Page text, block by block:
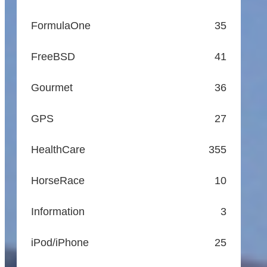
FormulaOne 35
FreeBSD 41
Gourmet 36
GPS 27
HealthCare 355
HorseRace 10
Information 3
iPod/iPhone 25